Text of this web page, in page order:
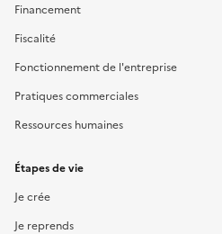
Financement
Fiscalité
Fonctionnement de l'entreprise
Pratiques commerciales
Ressources humaines
Étapes de vie
Je crée
Je reprends